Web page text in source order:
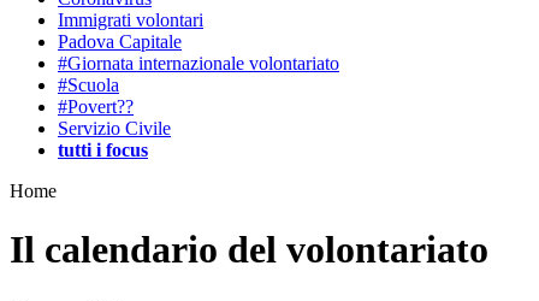
Immigrati volontari
Padova Capitale
#Giornata internazionale volontariato
#Scuola
#Povert??
Servizio Civile
tutti i focus
Home
Il calendario del volontariato